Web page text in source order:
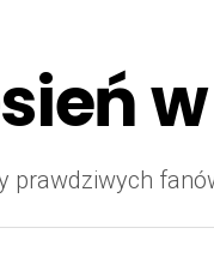
prawdziwych